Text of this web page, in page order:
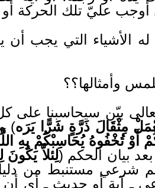
أوجب عليّ تلك الحركة أو
الأشياء التي يجب أن
وأمثالها؟؟
بيّن سيحاسبنا على
مِثْقَالَ ذَرَّةٍ شَرًّا يَرَه)
أَوْ تُخْفُوهُ يُحَاسِبْكُمْ بِهِ
بيان الحكم (لِئلاَّ
شرعي مستنبط من
ـ آية أو حديث ـ أي أن